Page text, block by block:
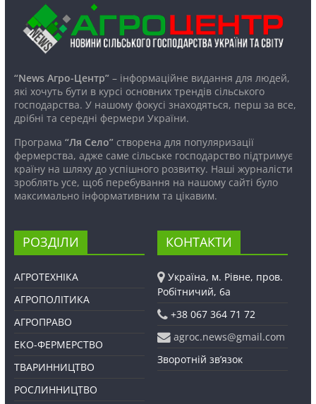
“News Агро-Центр”– інформаційне видання для людей,
які хочуть бути в курсі основних трендів сільського
господарства. У нашому фокусі знаходяться, перш за все,
дрібні та середні фермери України.
Програма “Ля Село”створена для популяризації
фермерства, адже саме сільське господарство підтримує
країну на шляху до успішного розвитку. Наші журналісти
зроблять усе, щоб перебування на нашому сайті було
максимально інформативним та цікавим.
РОЗДІЛИ
АГРОТЕХНІКА
АГРОПОЛІТИКА
АГРОПРАВО
ЕКО-ФЕРМЕРСТВО
ТВАРИННИЦТВО
РОСЛИННИЦТВО
КОНТАКТИ
Україна, м. Рівне, пров.
Робітничий, 6а
+38 067 364 71 72
agroc.news@gmail.com
Зворотній зв’язок